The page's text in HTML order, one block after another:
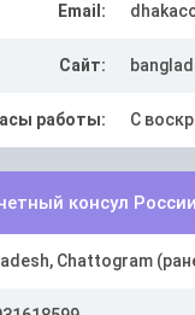
Email:
Сайт:
работы: С
консул
Chattogram